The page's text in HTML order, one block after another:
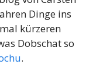
Dinge ins
kürzeren
Dobschat so
.